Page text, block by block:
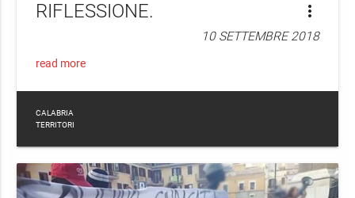
RIFLESSIONE.
more_vert
10 SETTEMBRE 2018
read more
CALABRIA
TERRITORI